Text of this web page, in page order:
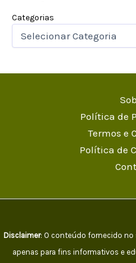
Categorias
Política de
Termos e
Política de
Disclaimer: O conteúdo fornecido
apenas para fins informativos e